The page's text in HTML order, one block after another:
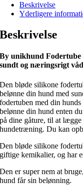
Beskrivelse
Yderligere
Beskrivelse
By unikhund Fodertube
sundt og næringsrigt
Den bløde silikone
belønne din hund med
fodertuben med din
belønne din hund enten
på dine gåture, til at
hundetræning. Du kan
Den bløde silikone
giftige kemikalier, og har
Den er super nem at
hund får sin belønning.